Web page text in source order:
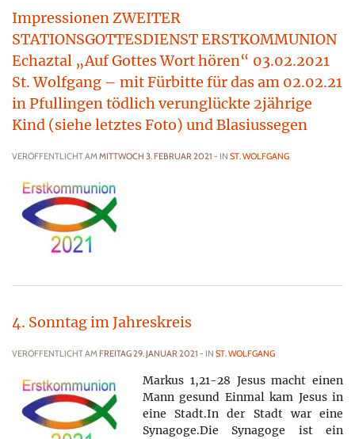
Impressionen ZWEITER
STATIONSGOTTESDIENST ERSTKOMMUNION
Echaztal „Auf Gottes Wort hören“ 03.02.2021
St. Wolfgang – mit Fürbitte für das am 02.02.21
in Pfullingen tödlich verunglückte 2jährige
Kind (siehe letztes Foto) und Blasiussegen
VERÖFFENTLICHT AMMITTWOCH 3. FEBRUAR 2021 - IN ST. WOLFGANG
4. Sonntag im Jahreskreis
VERÖFFENTLICHT AM FREITAG 29. JANUAR 2021 - IN ST. WOLFGANG
Markus 1,21-28 Jesus macht einen
Mann gesund Einmal kam Jesus in
eine Stadt.In der Stadt war eine
Synagoge.Die Synagoge ist ein